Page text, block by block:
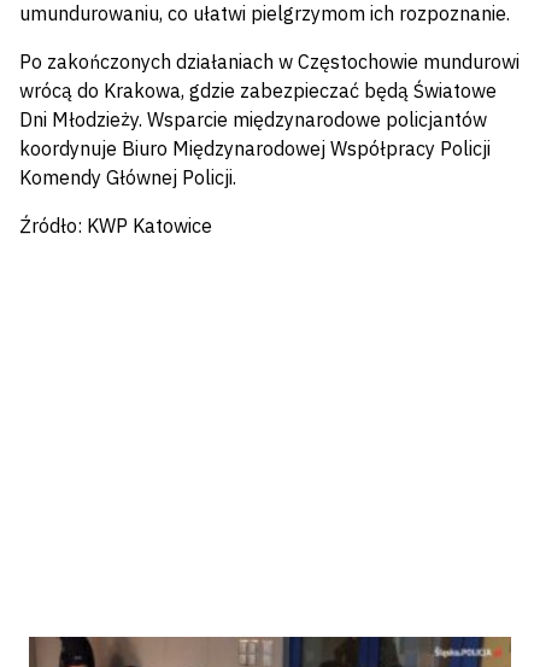
umundurowaniu, co ułatwi pielgrzymom ich rozpoznanie.
Po zakończonych działaniach w Częstochowie mundurowi
wrócą do Krakowa, gdzie zabezpieczać będą Światowe
Dni Młodzieży. Wsparcie międzynarodowe policjantów
koordynuje Biuro Międzynarodowej Współpracy Policji
Komendy Głównej Policji.
Źródło: KWP Katowice